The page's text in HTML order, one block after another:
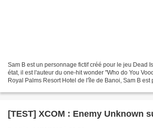
Sam B est un personnage fictif créé pour le jeu Dead
état, il est l'auteur du one-hit wonder "Who do You
Royal Palms Resort Hotel de l'île de Banoi, Sam B est
[TEST] XCOM : Enemy Unknown